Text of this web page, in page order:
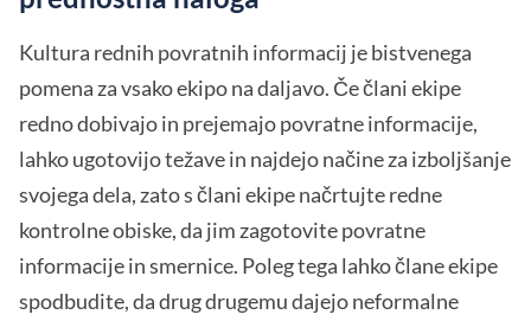
Kultura rednih povratnih informacij je bistvenega
pomena za vsako ekipo na daljavo. Če člani ekipe
redno dobivajo in prejemajo povratne informacije,
lahko ugotovijo težave in najdejo načine za izboljšanje
svojega dela, zato s člani ekipe načrtujte redne
kontrolne obiske, da jim zagotovite povratne
informacije in smernice. Poleg tega lahko člane ekipe
spodbudite, da drug drugemu dajejo neformalne